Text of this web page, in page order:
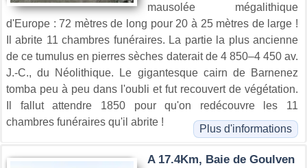
mausolée mégalithique
d'Europe : 72 mètres de long pour 20 à 25 mètres de large !
Il abrite 11 chambres funéraires. La partie la plus ancienne
de ce tumulus en pierres sèches daterait de 4 850–4 450 av.
J.-C., du Néolithique. Le gigantesque cairn de Barnenez
tomba peu à peu dans l'oubli et fut recouvert de végétation.
Il fallut attendre 1850 pour qu'on redécouvre les 11
chambres funéraires qu'il abrite !
Plus d'informations
A 17.4Km, Baie de Goulven